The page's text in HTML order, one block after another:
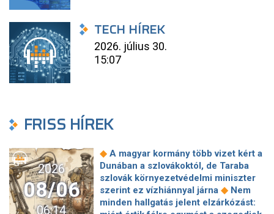
TECH HÍREK
2026. július 30.
15:07
FRISS HÍREK
2026
08/06
06:14
◆ A magyar kormány több vizet kért a
Dunában a szlovákoktól, de Taraba
szlovák környezetvédelmi miniszter
szerint ez vízhiánnyal járna ◆ Nem
minden hallgatás jelent elzárkózást: